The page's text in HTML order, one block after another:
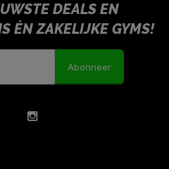
DEALS EN
ÉN ZAKELIJKE GYMS!
Abonneer